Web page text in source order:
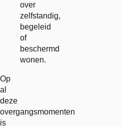
over
zelfstandig,
begeleid
of
beschermd
wonen.
Op
al
deze
overgangsmomenten
is